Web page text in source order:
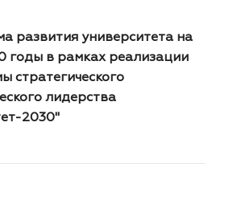
развития университета на
годы в рамках реализации
стратегического
лидерства
2030"